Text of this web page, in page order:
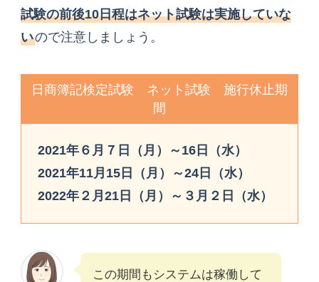
試験の前後10日程はネット試験は実施していな
いので注意しましょう。
日商簿記検定試験 ネット試験 施行休止期
間
2021年６月７日（月）～16日（水）
2021年11月15日（月）～24日（水）
2022年２月21日（月）～３月２日（水）
この期間もシステムは稼働して